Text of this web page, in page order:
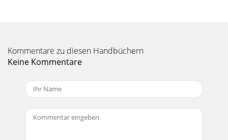
Kommentare zu diesen Handbüchern
Keine Kommentare